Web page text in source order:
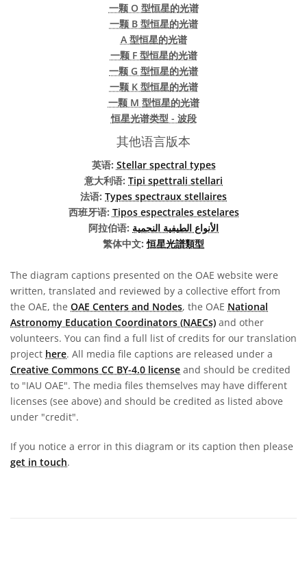
一颗 O 型恒星的光谱
一颗 B 型恒星的光谱
A 型恒星的光谱
一颗 F 型恒星的光谱
一颗 G 型恒星的光谱
一颗 K 型恒星的光谱
一颗 M 型恒星的光谱
恒星光谱类型 - 波段
其他语言版本
英语: Stellar spectral types
意大利语: Tipi spettrali stellari
法语: Types spectraux stellaires
西班牙语: Tipos espectrales estelares
阿拉伯语: الأنواع الطيفية النجمية
繁体中文:恒星光譜類型
The diagram captions presented on the OAE website were
written, translated and reviewed by a collective effort from
the OAE, the OAE Centers and Nodes, the OAE National
Astronomy Education Coordinators (NAECs) and other
volunteers. You can find a full list of credits for our translation
project here. All media file captions are released under a
Creative Commons CC BY-4.0 license and should be credited
to "IAU OAE". The media files themselves may have different
licenses (see above) and should be credited as listed above
under "credit".
If you notice a error in this diagram or its caption then please
get in touch.